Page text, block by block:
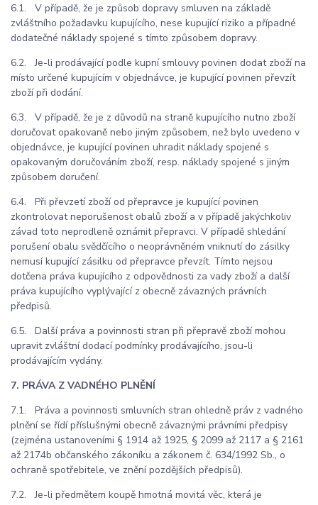
6.1. V případě, že je způsob dopravy smluven na základě
zvláštního požadavku kupujícího, nese kupující riziko a případné
dodatečné náklady spojené s tímto způsobem dopravy.
6.2. Je-li prodávající podle kupní smlouvy povinen dodat zboží na
místo určené kupujícím v objednávce, je kupující povinen převzít
zboží při dodání.
6.3. V případě, že je z důvodů na straně kupujícího nutno zboží
doručovat opakovaně nebo jiným způsobem, než bylo uvedeno v
objednávce, je kupující povinen uhradit náklady spojené s
opakovaným doručováním zboží, resp. náklady spojené s jiným
způsobem doručení.
6.4. Při převzetí zboží od přepravce je kupující povinen
zkontrolovat neporušenost obalů zboží a v případě jakýchkoliv
závad toto neprodleně oznámit přepravci. V případě shledání
porušení obalu svědčícího o neoprávněném vniknutí do zásilky
nemusí kupující zásilku od přepravce převzít. Tímto nejsou
dotčena práva kupujícího z odpovědnosti za vady zboží a další
práva kupujícího vyplývající z obecně závazných právních
předpisů.
6.5. Další práva a povinnosti stran při přepravě zboží mohou
upravit zvláštní dodací podmínky prodávajícího, jsou-li
prodávajícím vydány.
7. PRÁVA Z VADNÉHO PLNĚNÍ
7.1. Práva a povinnosti smluvních stran ohledně práv z vadného
plnění se řídí příslušnými obecně závaznými právními předpisy
(zejména ustanoveními § 1914 až 1925, § 2099 až 2117 a § 2161
až 2174b občanského zákoníku a zákonem č. 634/1992 Sb., o
ochraně spotřebitele, ve znění pozdějších předpisů).
7.2. Je-li předmětem koupě hmotná movitá věc, která je